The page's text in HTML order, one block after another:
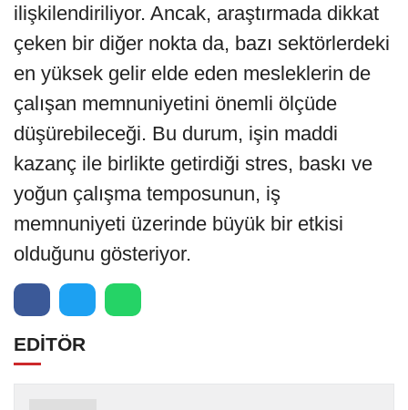
ilişkilendiriliyor. Ancak, araştırmada dikkat
çeken bir diğer nokta da, bazı sektörlerdeki
en yüksek gelir elde eden mesleklerin de
çalışan memnuniyetini önemli ölçüde
düşürebileceği. Bu durum, işin maddi
kazanç ile birlikte getirdiği stres, baskı ve
yoğun çalışma temposunun, iş
memnuniyeti üzerinde büyük bir etkisi
olduğunu gösteriyor.
EDİTÖR